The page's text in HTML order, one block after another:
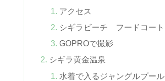
アクセス
シギラビーチ フードコート
GOPROで撮影
シギラ黄金温泉
水着で入るジャングルプール